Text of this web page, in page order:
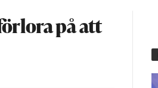
på att